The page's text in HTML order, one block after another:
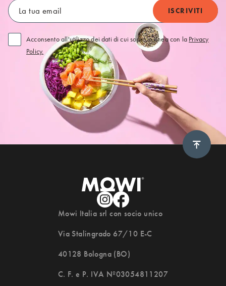
Acconsento all'utilizzo dei dati di cui sopra in linea con la Privacy
Policy.
Scroll
Mowi Italia srl con socio unico
Via Stalingrado 67/10 E-C
40128 Bologna (BO)
C. F. e P. IVA Nº03054811207